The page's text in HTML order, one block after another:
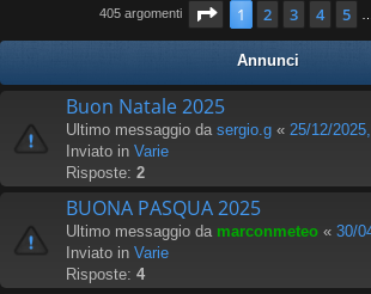
405 argomenti Pagina di 17
1 2 3 4 5
Annunci
Buon Natale 2025
Ultimo messaggio da sergio.g « 25/12/
Inviato in Varie
Risposte: 2
BUONA PASQUA 2025
Ultimo messaggio da marconmeteo « 30/
Inviato in Varie
Risposte: 4